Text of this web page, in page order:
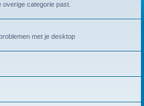
overige categorie past.
met je desktop